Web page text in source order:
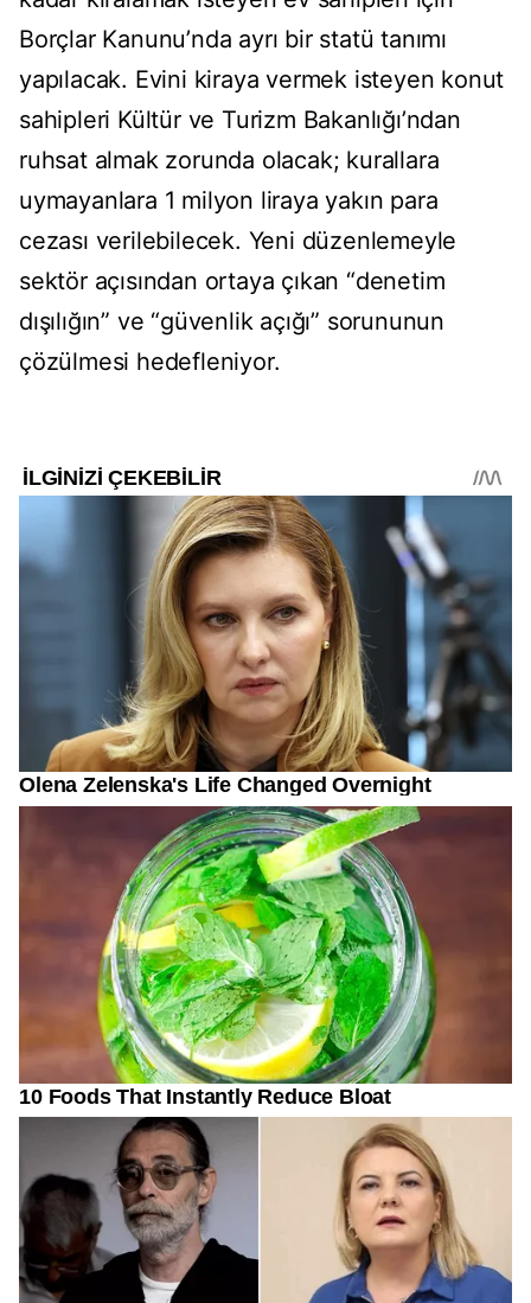
Borçlar Kanunu’nda ayrı bir statü tanımı
yapılacak. Evini kiraya vermek isteyen konut
sahipleri Kültür ve Turizm Bakanlığı’ndan
ruhsat almak zorunda olacak; kurallara
uymayanlara 1 milyon liraya yakın para
cezası verilebilecek. Yeni düzenlemeyle
sektör açısından ortaya çıkan “denetim
dışılığın” ve “güvenlik açığı” sorununun
çözülmesi hedefleniyor.